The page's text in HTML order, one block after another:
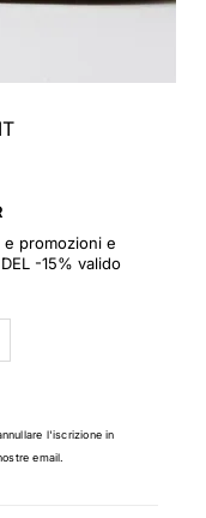
e promozioni e
-15% valido
l'iscrizione in
email.